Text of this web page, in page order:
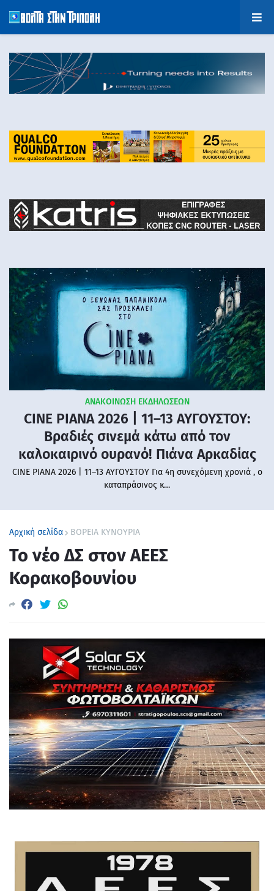
ΑΝΑΚΟΙΝΩΣΗ ΕΚΔΗΛΩΣΕΩΝ
CINE PIANA 2026 | 11–13 ΑΥΓΟΥΣΤΟΥ:
Βραδιές σινεμά κάτω από τον
καλοκαιρινό ουρανό! Πιάνα Αρκαδίας
CINE PIANA 2026 | 11–13 ΑΥΓΟΥΣΤΟΥ Για 4η συνεχόμενη χρονιά , ο
καταπράσινος κ…
Αρχική σελίδα ΒΟΡΕΙΑ ΚΥΝΟΥΡΙΑ
Το νέο ΔΣ στον ΑΕΕΣ
Κορακοβουνίου